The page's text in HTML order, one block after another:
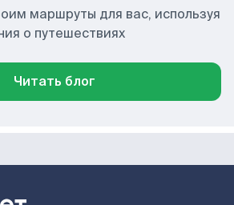
маршруты для вас, используя
о путешествиях
Читать блог